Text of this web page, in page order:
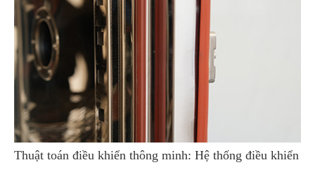
Thuật toán điều khiển thông minh: Hệ thống điều khiển